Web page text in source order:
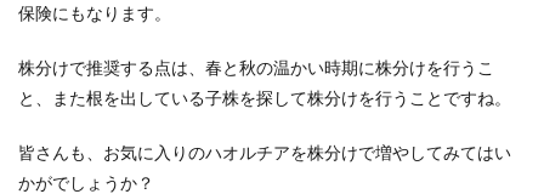
保険にもなります。
株分けで推奨する点は、春と秋の温かい時期に株分けを行うこ
と、また根を出している子株を探して株分けを行うことですね。
皆さんも、お気に入りのハオルチアを株分けで増やしてみてはい
かがでしょうか？